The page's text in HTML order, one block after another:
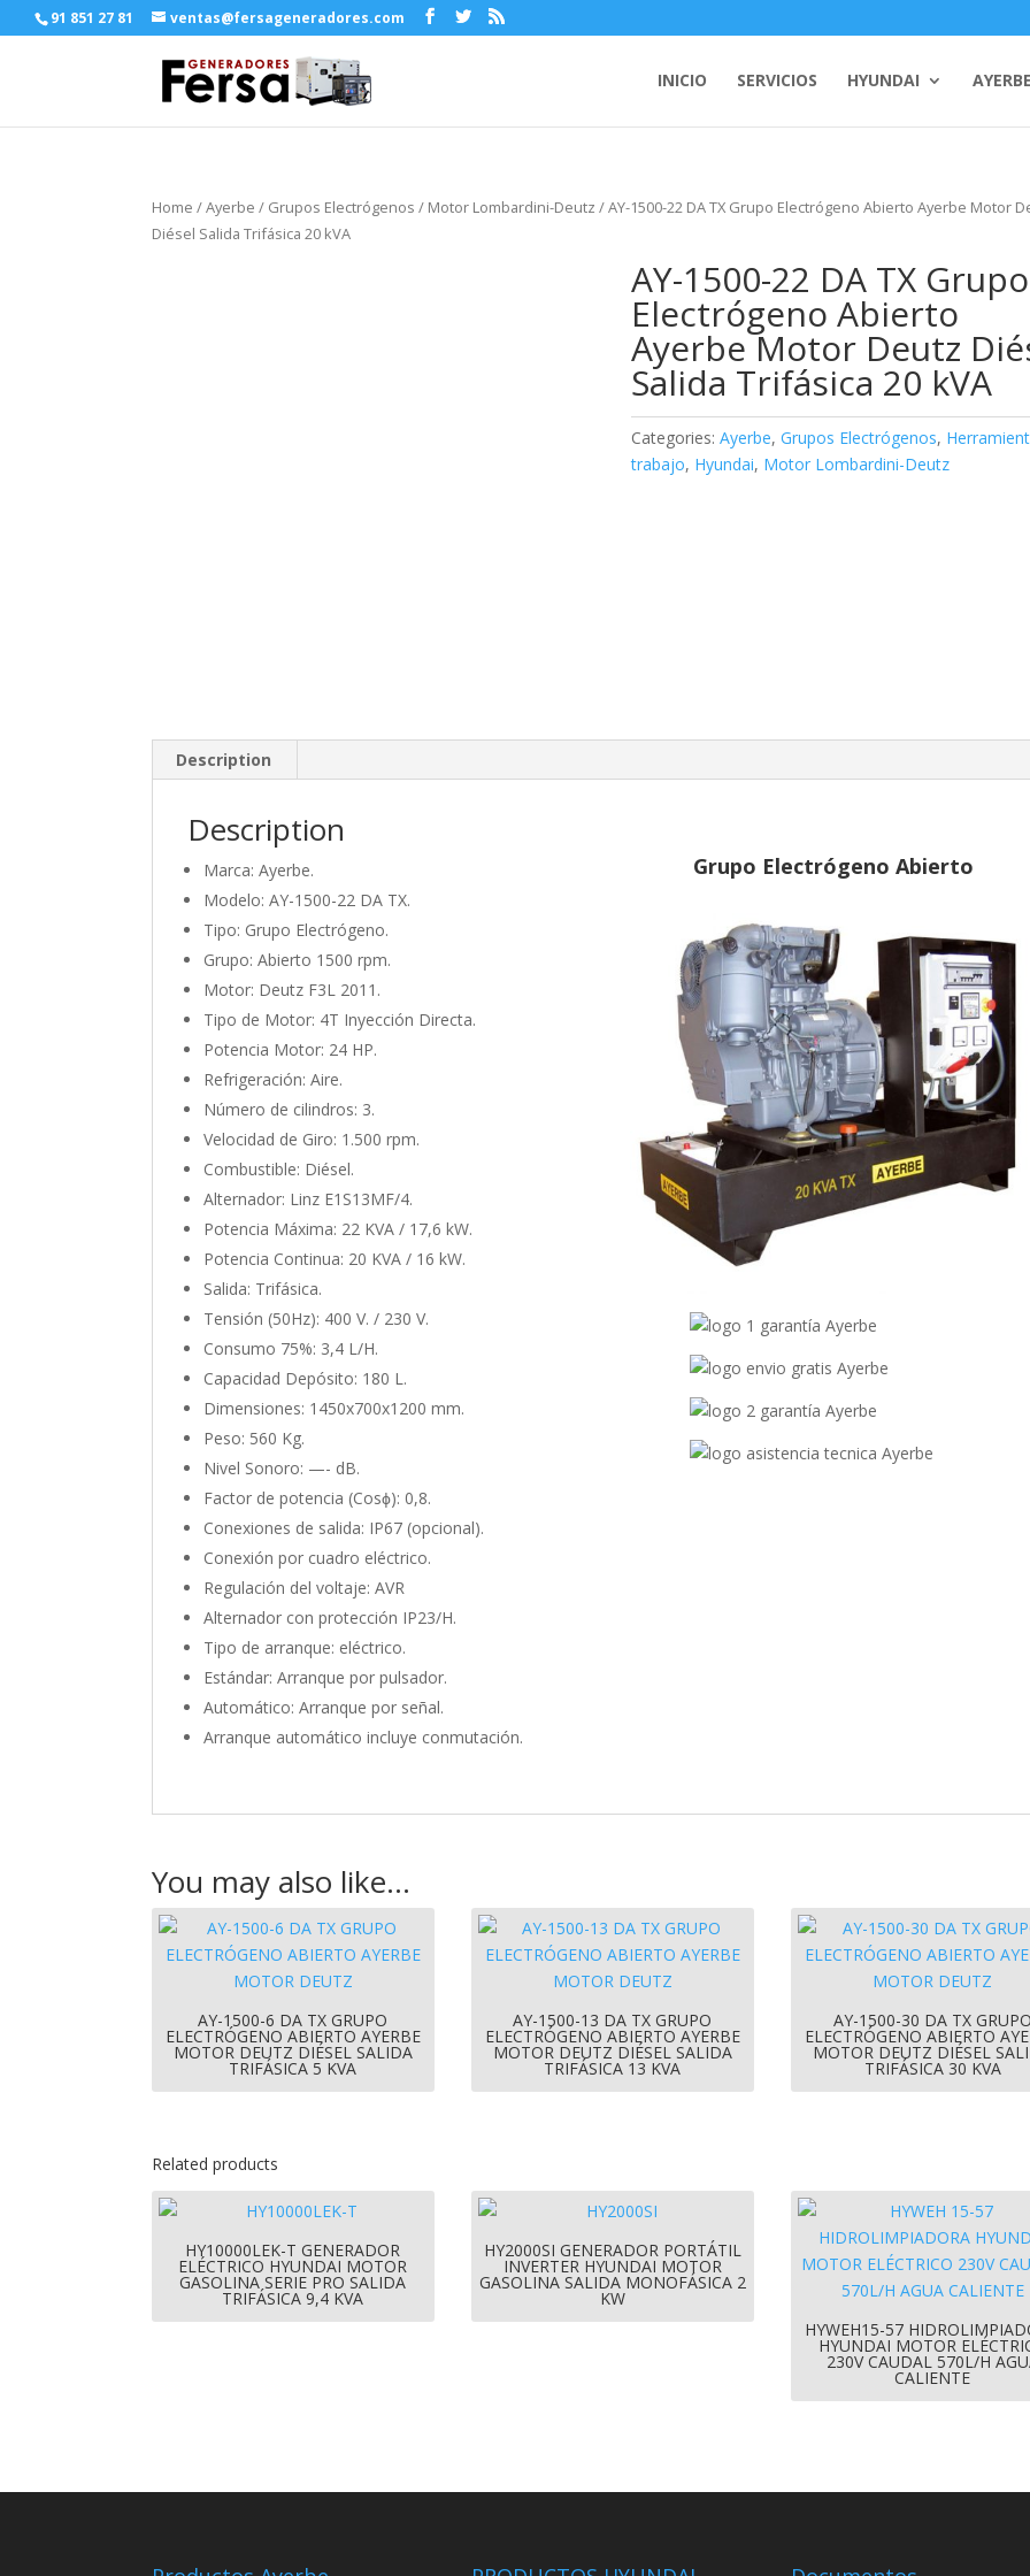
91 851 27 81 ventas@fersageneradores.com
INICIO SERVICIOS HYUNDAI AYERBE
Home /Ayerbe / Grupos Electrógenos / Motor Lombardini-Deutz / AY-1500-22 DA TX Grupo Electrógeno Abierto Ayerbe Motor
Diésel Salida Trifásica 20 kVA
AY-1500-22 DA TX Grupo
Electrógeno Abierto
Ayerbe Motor Deutz
Salida Trifásica 20 kVA
Categories: Ayerbe, Grupos Electrógenos,
trabajo, Hyundai, Motor Lombardini-Deutz
Description
Description
Marca: Ayerbe.
Modelo: AY-1500-22 DA TX.
Tipo: Grupo Electrógeno.
Grupo: Abierto 1500 rpm.
Motor: Deutz F3L 2011.
Tipo de Motor: 4T Inyección Directa.
Potencia Motor: 24 HP.
Refrigeración: Aire.
Número de cilindros: 3.
Velocidad de Giro: 1.500 rpm.
Combustible: Diésel.
Alternador: Linz E1S13MF/4.
Potencia Máxima: 22 KVA / 17,6 kW.
Potencia Continua: 20 KVA / 16 kW.
Salida: Trifásica.
Tensión (50Hz): 400 V. / 230 V.
Consumo 75%: 3,4 L/H.
Capacidad Depósito: 180 L.
Dimensiones: 1450x700x1200 mm.
Peso: 560 Kg.
Nivel Sonoro: —- dB.
Factor de potencia (Cosϕ): 0,8.
Conexiones de salida: IP67 (opcional).
Conexión por cuadro eléctrico.
Regulación del voltaje: AVR
Alternador con protección IP23/H.
Tipo de arranque: eléctrico.
Estándar: Arranque por pulsador.
Automático: Arranque por señal.
Arranque automático incluye conmutación.
Grupo Electrógeno Abierto
You may also like…
AY-1500-6 DA TX GRUPO
ELECTRÓGENO ABIERTO AYERBE
MOTOR DEUTZ DIÉSEL SALIDA
TRIFÁSICA 5 KVA
AY-1500-13 DA TX GRUPO
ELECTRÓGENO ABIERTO AYERBE
MOTOR DEUTZ DIÉSEL SALIDA
TRIFÁSICA 13 KVA
AY-1500-30 DA TX GRUPO
ELECTRÓGENO ABIERTO
MOTOR DEUTZ DIÉSEL
TRIFÁSICA 30 KVA
Related products
HY10000LEK-T GENERADOR
ELÉCTRICO HYUNDAI MOTOR
GASOLINA SERIE PRO SALIDA
TRIFÁSICA 9,4 KVA
HY2000SI GENERADOR PORTÁTIL
INVERTER HYUNDAI MOTOR
GASOLINA SALIDA MONOFÁSICA 2
KW
HYWEH15-57
HYUNDAI MOTOR
230V CAUDAL 570L/H
CALIENTE